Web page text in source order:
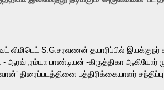
and strong command over multiple
Adithya Menon, known for portraying
லிமிடெட் S.G.சரவணன் தயாரிப்பில்
- ஆரவ் ,ரம்யா பாண்டியன் -கிருத்திகா ஆகியோர்
திரைப்படத்தினை பத்திரிக்கையாளர்